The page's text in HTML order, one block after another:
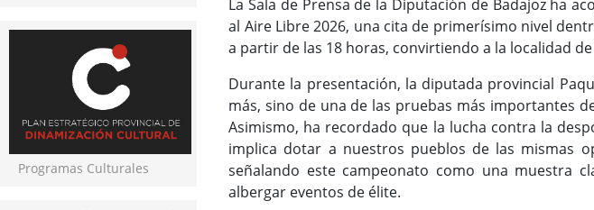
Programas Culturales
La Sala de Prensa de la Diputación de Badajoz ha
al Aire Libre 2026, una cita de primerísimo nivel
a partir de las 18 horas, convirtiendo a la localidad
Durante la presentación, la diputada provincial
más, sino de una de las pruebas más importantes
Asimismo, ha recordado que la lucha contra la
implica dotar a nuestros pueblos de las mismas
señalando este campeonato como una muestra
albergar eventos de élite.